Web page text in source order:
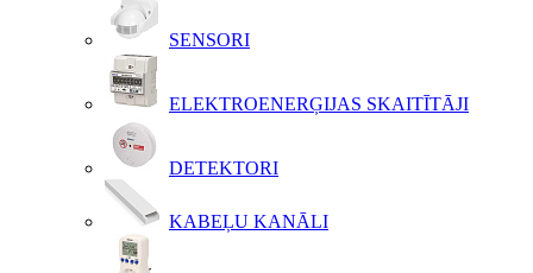
SENSORI
ELEKTROENERĢIJAS SKAITĪTĀJI
DETEKTORI
KABEĻU KANĀLI